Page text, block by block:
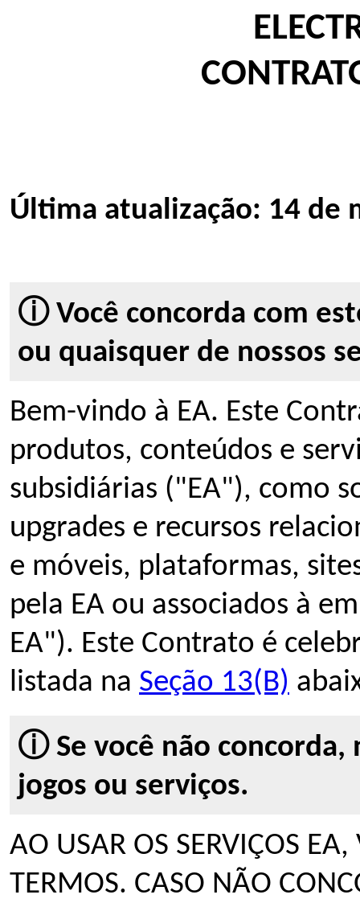
Última atualização: 14 de
ⓘ Você concorda com
ou quaisquer de nossos
Bem-vindo à EA. Este
produtos, conteúdos e
subsidiárias ("EA"), como
upgrades e recursos
e móveis, plataformas,
pela EA ou associados à
EA"). Este Contrato é
listada na Seção 13(B)
ⓘ Se você não concorda,
jogos ou serviços.
AO USAR OS SERVIÇOS
TERMOS. CASO NÃO